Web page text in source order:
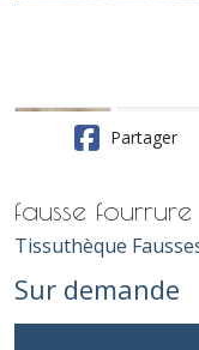
Partager
fausse fourrure
Tissuthèque
Sur demande